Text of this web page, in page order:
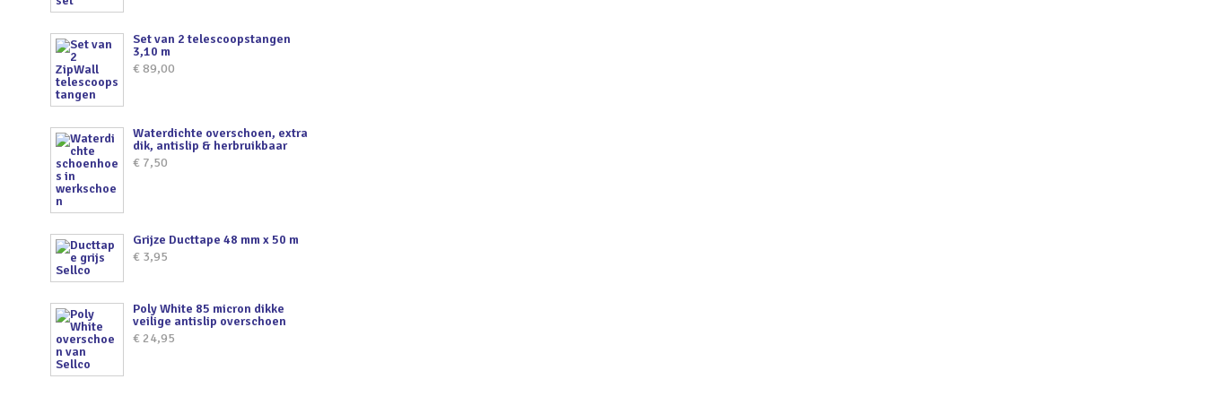
Set van 2 telescoopstangen
3,10 m
€ 89,00
Waterdichte overschoen, extra
dik, antislip & herbruikbaar
€ 7,50
Grijze Ducttape 48 mm x 50 m
€ 3,95
Poly White 85 micron dikke
veilige antislip overschoen
€ 24,95